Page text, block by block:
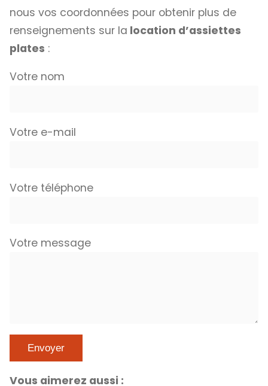
nous vos coordonnées pour obtenir plus de
renseignements sur la location d’assiettes
plates :
Votre nom
Votre e-mail
Votre téléphone
Votre message
Vous aimerez aussi :